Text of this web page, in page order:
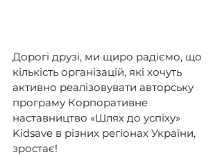
Дорогі друзі, ми щиро радіємо, що
кількість організацій, які хочуть
активно реалізовувати авторську
програму Корпоративне
наставництво «Шлях до успіху»
Kidsave в різних регіонах України,
зростає!